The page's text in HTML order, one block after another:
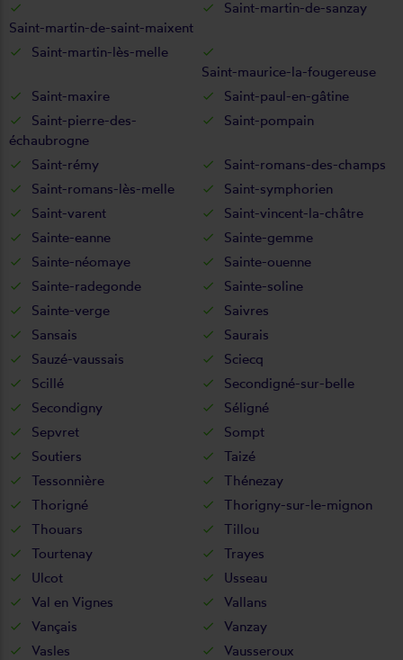
Saint-martin-de-saint-maixent
Saint-martin-de-sanzay
Saint-martin-lès-melle
Saint-maurice-la-fougereuse
Saint-maxire
Saint-paul-en-gâtine
Saint-pierre-des-
échaubrogne
Saint-pompain
Saint-rémy
Saint-romans-des-champs
Saint-romans-lès-melle
Saint-symphorien
Saint-varent
Saint-vincent-la-châtre
Sainte-eanne
Sainte-gemme
Sainte-néomaye
Sainte-ouenne
Sainte-radegonde
Sainte-soline
Sainte-verge
Saivres
Sansais
Saurais
Sauzé-vaussais
Sciecq
Scillé
Secondigné-sur-belle
Secondigny
Séligné
Sepvret
Sompt
Soutiers
Taizé
Tessonnière
Thénezay
Thorigné
Thorigny-sur-le-mignon
Thouars
Tillou
Tourtenay
Trayes
Ulcot
Usseau
Val en Vignes
Vallans
Vançais
Vanzay
Vasles
Vausseroux